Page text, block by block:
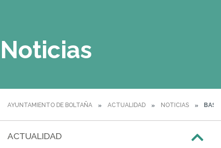
Noticias
AYUNTAMIENTO DE BOLTAÑA ACTUALIDAD NOTICIAS
ACTUALIDAD